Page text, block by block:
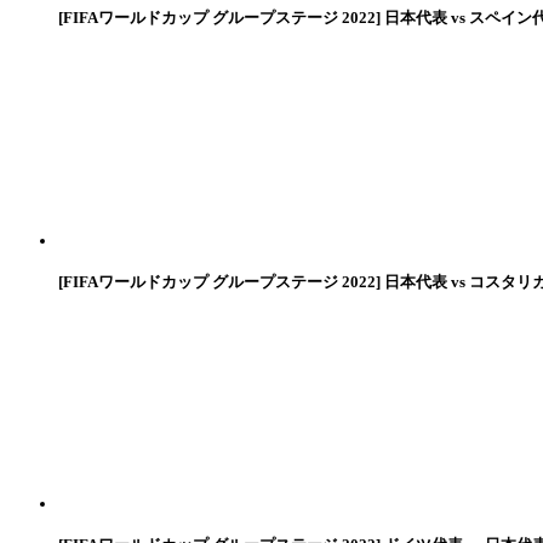
[FIFAワールドカップ グループステージ 2022] 日本代表 vs スペイン
[FIFAワールドカップ グループステージ 2022] 日本代表 vs コスタリ